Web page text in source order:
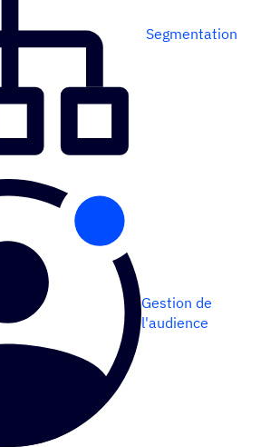
Segmentation
Gestion de
l'audience